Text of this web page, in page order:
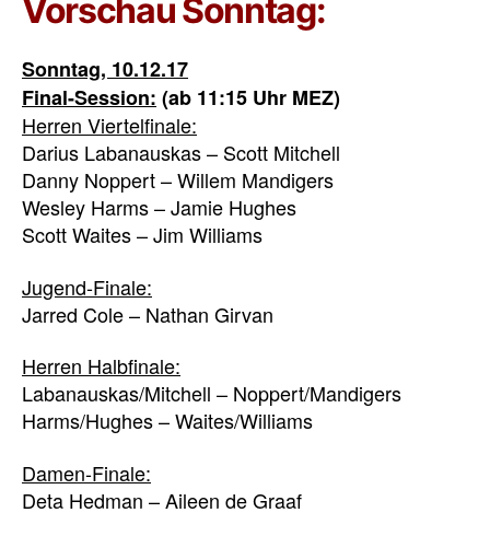
Vorschau Sonntag:
Sonntag, 10.12.17
Final-Session: (ab 11:15 Uhr MEZ)
Herren Viertelfinale:
Darius Labanauskas – Scott Mitchell
Danny Noppert – Willem Mandigers
Wesley Harms – Jamie Hughes
Scott Waites – Jim Williams
Jugend-Finale:
Jarred Cole – Nathan Girvan
Herren Halbfinale:
Labanauskas/Mitchell – Noppert/Mandigers
Harms/Hughes – Waites/Williams
Damen-Finale:
Deta Hedman – Aileen de Graaf